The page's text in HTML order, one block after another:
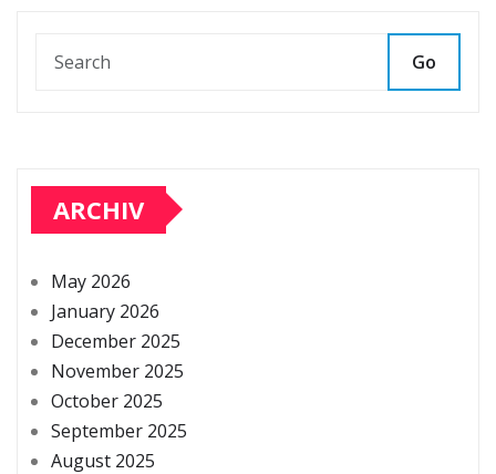
Go
ARCHIV
May 2026
January 2026
December 2025
November 2025
October 2025
September 2025
August 2025